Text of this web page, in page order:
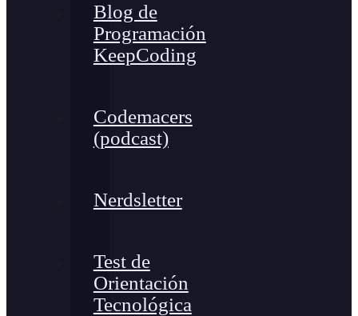
Blog de
Programación
KeepCoding
Codemacers
(podcast)
Nerdsletter
Test de
Orientación
Tecnológica